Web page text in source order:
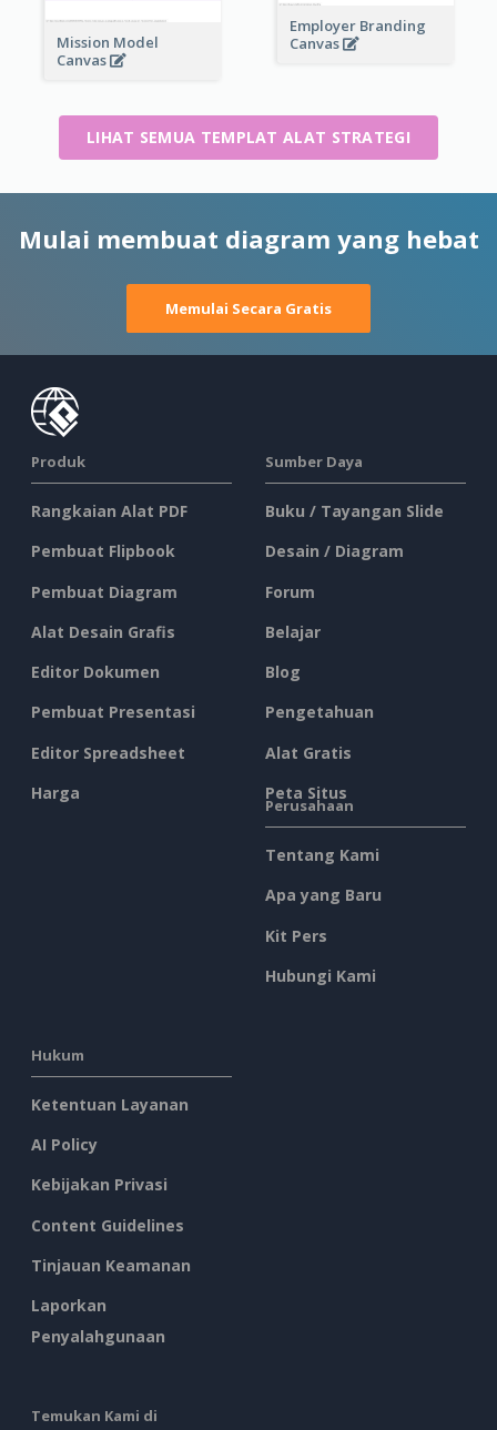
Employer Branding
Canvas
Mission Model
Canvas
LIHAT SEMUA TEMPLAT ALAT STRATEGI
Mulai membuat diagram yang hebat
Memulai Secara Gratis
Produk
Rangkaian Alat PDF
Pembuat Flipbook
Pembuat Diagram
Alat Desain Grafis
Editor Dokumen
Pembuat Presentasi
Editor Spreadsheet
Harga
Sumber Daya
Buku / Tayangan Slide
Desain / Diagram
Forum
Belajar
Blog
Pengetahuan
Alat Gratis
Peta Situs
Perusahaan
Tentang Kami
Apa yang Baru
Kit Pers
Hubungi Kami
Hukum
Ketentuan Layanan
AI Policy
Kebijakan Privasi
Content Guidelines
Tinjauan Keamanan
Laporkan
Penyalahgunaan
Temukan Kami di